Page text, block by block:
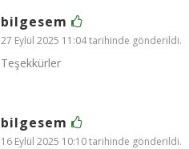
bilgesem
27 Eylül 2025 11:04 tarihinde gönderildi.
Teşekkürler
bilgesem
16 Eylül 2025 10:10 tarihinde gönderildi.